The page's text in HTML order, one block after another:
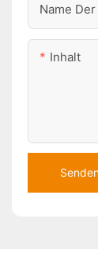
Name
Inhalt